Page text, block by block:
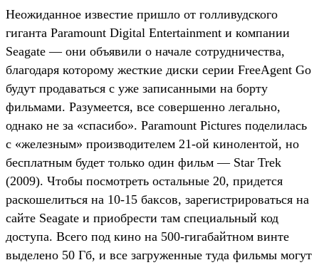
Неожиданное известие пришло от голливудского
гиганта Paramount Digital Entertainment и компании
Seagate — они объявили о начале сотрудничества,
благодаря которому жесткие диски серии FreeAgent Go
будут продаваться с уже записанными на борту
фильмами. Разумеется, все совершенно легально,
однако не за «спасибо». Paramount Pictures поделилась
с «железным» производителем 21-ой кинолентой, но
бесплатным будет только один фильм — Star Trek
(2009). Чтобы посмотреть остальные 20, придется
раскошелиться на 10-15 баксов, зарегистрироваться на
сайте Seagate и приобрести там специальный код
доступа. Всего под кино на 500-гигабайтном винте
выделено 50 Гб, и все загруженные туда фильмы могут